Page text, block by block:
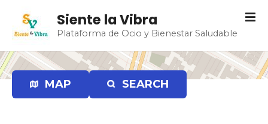
t
a
r
Siente la Vibra
Plataforma de Ocio y Bienestar Saludable
MAP SEARCH